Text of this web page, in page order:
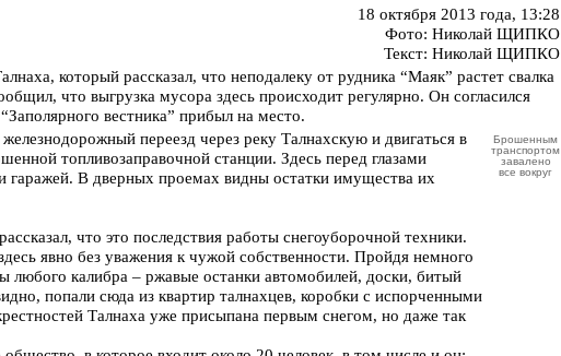
18 октября 2013 года, 13:28
Фото: Николай ЩИПКО
Текст: Николай ЩИПКО
который рассказал, что неподалеку от рудника “Маяк” растет свалка
что выгрузка мусора здесь происходит регулярно. Он согласился
вестника” прибыл на место.
переезд через реку Талнахскую и двигаться в
топливозаправочной станции. Здесь перед глазами
В дверных проемах видны остатки имущества их
что это последствия работы снегоуборочной техники.
явно без уважения к чужой собственности. Пройдя немного
любого калибра – ржавые останки автомобилей, доски, битый
попали сюда из квартир талнахцев, коробки с испорченными
Талнаха уже присыпана первым снегом, но даже так
Брошенным
транспортом
завалено
все вокруг